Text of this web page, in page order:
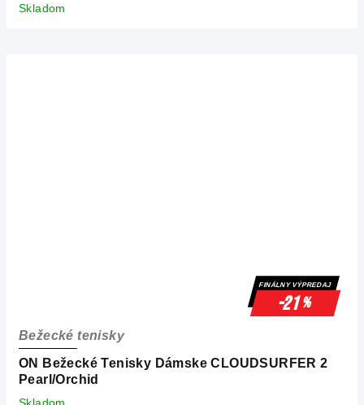
Skladom
FINÁLNY VÝPREDAJ
-21%
ON Bežecké Tenisky Dámske CLOUDSURFER 2
Pearl/Orchid
Bežecké tenisky